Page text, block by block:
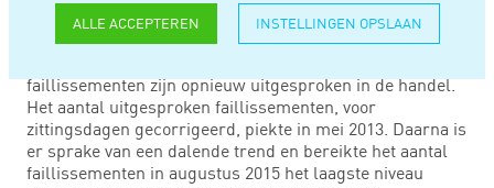
ALLE ACCEPTEREN INSTELLINGEN OPSLAAN
opnieuw gedaald. Vorige maand zijn er 15
faillissementen minder uitgesproken dan in maart 2016.
faillissementen zijn opnieuw uitgesproken in de handel.
Het aantal uitgesproken faillissementen, voor
zittingsdagen gecorrigeerd, piekte in mei 2013. Daarna is
er sprake van een dalende trend en bereikte het aantal
faillissementen in augustus 2015 het laagste niveau